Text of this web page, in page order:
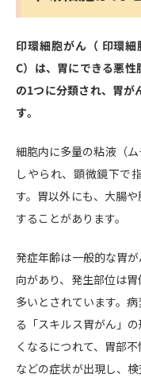
印環細胞がん（ 印環
C）は、胃にできる悪
の1つに分類され、胃が
す。
細胞内に多量の粘液（
しやられ、顕微鏡下で
す。胃以外にも、大腸
することがあります。
発症年齢は一般的な胃
向があり、発生部位は
多いとされています。
る「スキルス胃がん」
くなるにつれて、胃部
などの症状が出現し、